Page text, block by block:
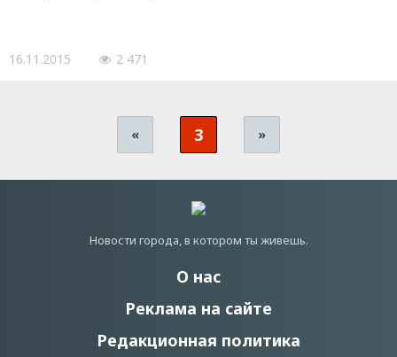
16.11.2015 2 471
« 3 »
Новости города, в котором ты живешь.
О нас
Реклама на сайте
Редакционная политика